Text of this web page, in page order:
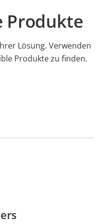
Produkte
Lösung. Verwenden
Produkte zu finden.